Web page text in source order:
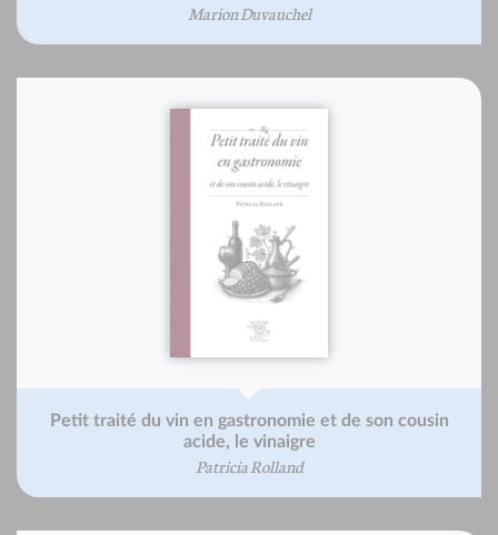
Marion Duvauchel
Petit traité du vin en gastronomie et de son cousin
acide, le vinaigre
Patricia Rolland